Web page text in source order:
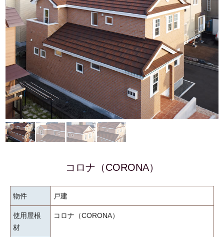
コロナ（CORONA）
物件 戸建
使用屋根
材
コロナ（CORONA）